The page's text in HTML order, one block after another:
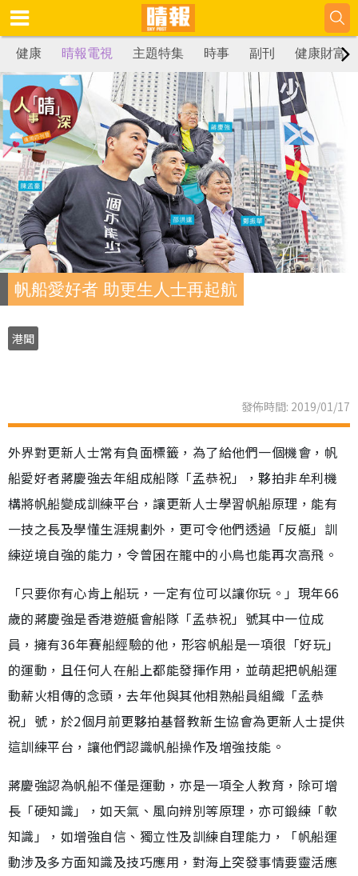
健康 晴報電視 主題特集 時事 副刊 健康財富
帆船愛好者 助更生人士再起航
港聞
發佈時間: 2019/01/17
外界對更新人士常有負面標籤，為了給他們一個機會，帆
船愛好者蔣慶強去年組成船隊「孟恭祝」，夥拍非牟利機
構將帆船變成訓練平台，讓更新人士學習帆船原理，能有
一技之長及學懂生涯規劃外，更可令他們透過「反艇」訓
練逆境自強的能力，令曾困在籠中的小鳥也能再次高飛。
「只要你有心肯上船玩，一定有位可以讓你玩。」現年66
歲的蔣慶強是香港遊艇會船隊「孟恭祝」號其中一位成
員，擁有36年賽船經驗的他，形容帆船是一項很「好玩」
的運動，且任何人在船上都能發揮作用，並萌起把帆船運
動薪火相傳的念頭，去年他與其他相熟船員組織「孟恭
祝」號，於2個月前更夥拍基督教新生協會為更新人士提供
這訓練平台，讓他們認識帆船操作及增強技能。
蔣慶強認為帆船不僅是運動，亦是一項全人教育，除可增
長「硬知識」，如天氣、風向辨別等原理，亦可鍛練「軟
知識」，如增強自信、獨立性及訓練自理能力，「帆船運
動涉及多方面知識及技巧應用，對海上突發事情要靈活應